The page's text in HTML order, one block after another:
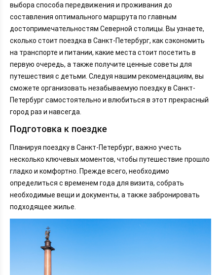
выбора способа передвижения и проживания до
составления оптимального маршрута по главным
достопримечательностям Северной столицы. Вы узнаете,
сколько стоит поездка в Санкт-Петербург, как сэкономить
на транспорте и питании, какие места стоит посетить в
первую очередь, а также получите ценные советы для
путешествия с детьми. Следуя нашим рекомендациям, вы
сможете организовать незабываемую поездку в Санкт-
Петербург самостоятельно и влюбиться в этот прекрасный
город раз и навсегда.
Подготовка к поездке
Планируя поездку в Санкт-Петербург, важно учесть
несколько ключевых моментов, чтобы путешествие прошло
гладко и комфортно. Прежде всего, необходимо
определиться с временем года для визита, собрать
необходимые вещи и документы, а также забронировать
подходящее жилье.